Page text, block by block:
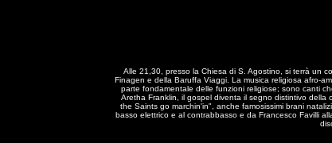
Alle 21,30, presso la Chiesa di S. Agostino, si terrà un
Finagen e della Baruffa Viaggi. La musica religiosa afro-
parte fondamentale delle funzioni religiose; sono canti
Aretha Franklin, il gospel diventa il segno distintivo
the Saints go marchin'in", anche famosissimi brani
basso elettrico e al contrabbasso e da Francesco Favilli